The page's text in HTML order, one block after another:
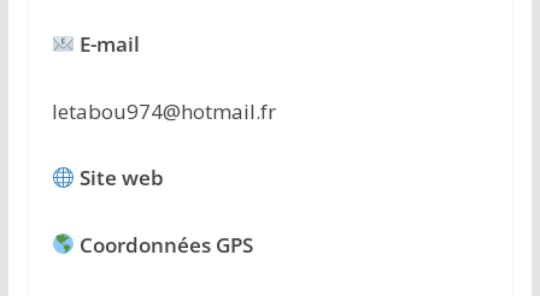
E-mail
letabou974@hotmail.fr
Site web
Coordonnées GPS